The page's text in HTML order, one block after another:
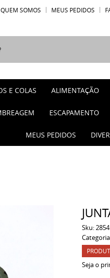
QUEM SOMOS MEUS PEDIDOS
E COLAS ALIMENTAÇÃO
ESCAPAMENTO
MEUS PEDIDOS
Sku:2854
Seja o